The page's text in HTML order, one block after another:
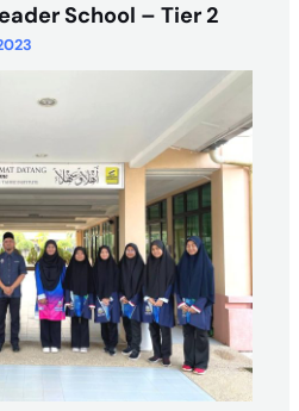
School – Tier 2